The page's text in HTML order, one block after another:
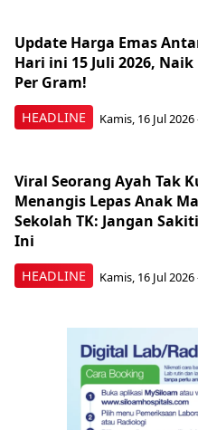
HEADLINE
Update Harga Emas
Hari ini 15 Juli 2026, Naik
Per Gram!
Kamis, 16 Jul 2026
HEADLINE
Viral Seorang Ayah Tak
Menangis Lepas Anak
Sekolah TK: Jangan
Ini
Kamis, 16 Jul 2026